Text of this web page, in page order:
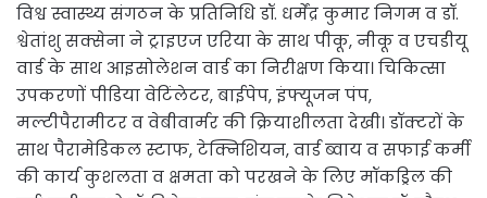
विश्व स्वास्थ्य संगठन के प्रतिनिधि डॉ. धर्मेंद्र कुमार निगम व डॉ.
श्वेतांशु सक्सेना ने ट्राइएज एरिया के साथ पीकू, नीकू व एचडीयू
वार्ड के साथ आइसोलेशन वार्ड का निरीक्षण किया। चिकित्सा
उपकरणों पीडिया वेटिंलेटर, बाईपेप, इंफ्यूजन पंप,
मल्टीपैरामीटर व वेबीवार्मर की क्रियाशीलता देखी। डॉक्टरों के
साथ पैरामेडिकल स्टाफ, टेक्निशियन, वार्ड ब्वाय व सफाई कर्मी
की कार्य कुशलता व क्षमता को परखने के लिए मॉकड्रिल की